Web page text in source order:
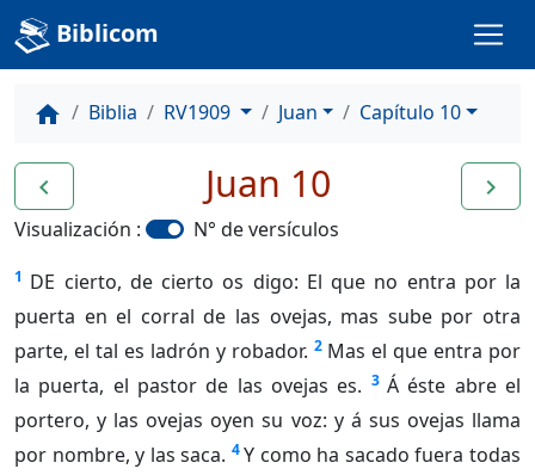
Biblicom
home Biblia RV1909 Juan Capítulo 10
navigate_before navigate_next
Juan 10
Visualización : N° de versículos
1 DE cierto, de cierto os digo: El que no entra por la
puerta en el corral de las ovejas, mas sube por otra
parte, el tal es ladrón y robador. 2 Mas el que entra por
la puerta, el pastor de las ovejas es. 3 Á éste abre el
portero, y las ovejas oyen su voz: y á sus ovejas llama
por nombre, y las saca. 4 Y como ha sacado fuera todas